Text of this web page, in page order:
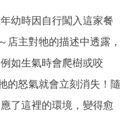
幼時因自行闖入這家餐
店主對牠的描述中透露，
如生氣時會爬樹或咬
的怒氣就會立刻消失！隨
了這裡的環境，變得愈